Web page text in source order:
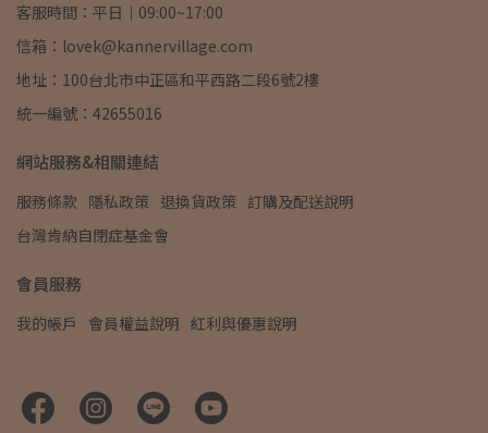
客服時間：平日｜09:00~17:00
信箱：lovek@kannervillage.com
地址：100台北市中正區和平西路二段6號2樓
統一編號：42655016
網站服務&相關連結
服務條款 隱私政策 退換貨政策 訂購及配送說明
台灣肯納自閉症基金會
會員服務
我的帳戶 會員權益說明 紅利與優惠說明